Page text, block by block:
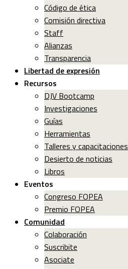
Código de ética
Comisión directiva
Staff
Alianzas
Transparencia
Libertad de expresión
Recursos
DJV Bootcamp
Investigaciones
Guías
Herramientas
Talleres y capacitaciones
Desierto de noticias
Libros
Eventos
Congreso FOPEA
Premio FOPEA
Comunidad
Colaboración
Suscribite
Asociate